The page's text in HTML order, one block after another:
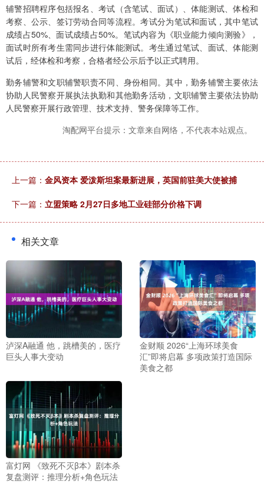
辅警招聘程序包括报名、考试（含笔试、面试）、体能测试、体检和
考察、公示、签订劳动合同等流程。考试分为笔试和面试，其中笔试
成绩占50%、面试成绩占50%。笔试内容为《职业能力倾向测验》，
面试时所有考生需同步进行体能测试。考生通过笔试、面试、体能测
试后，经体检和考察，合格者经公示后予以正式聘用。
勤务辅警和文职辅警职责不同、身份相同。其中，勤务辅警主要依法
协助人民警察开展执法执勤和其他勤务活动，文职辅警主要依法协助
人民警察开展行政管理、技术支持、警务保障等工作。
淘配网平台提示：文章来自网络，不代表本站观点。
上一篇： 金风资本 爱泼斯坦案最新进展，英国前驻美大使被捕
下一篇： 立盟策略 2月27日多地工业硅部分价格下调
相关文章
泸深A融通 他，跳槽美的，医疗
巨头人事大变动
金财顺 2026“上海环球美食
汇”即将启幕 多项政策打造国际
美食之都
富灯网 《致死不灭β本》剧本杀
复盘测评：推理分析+角色玩法